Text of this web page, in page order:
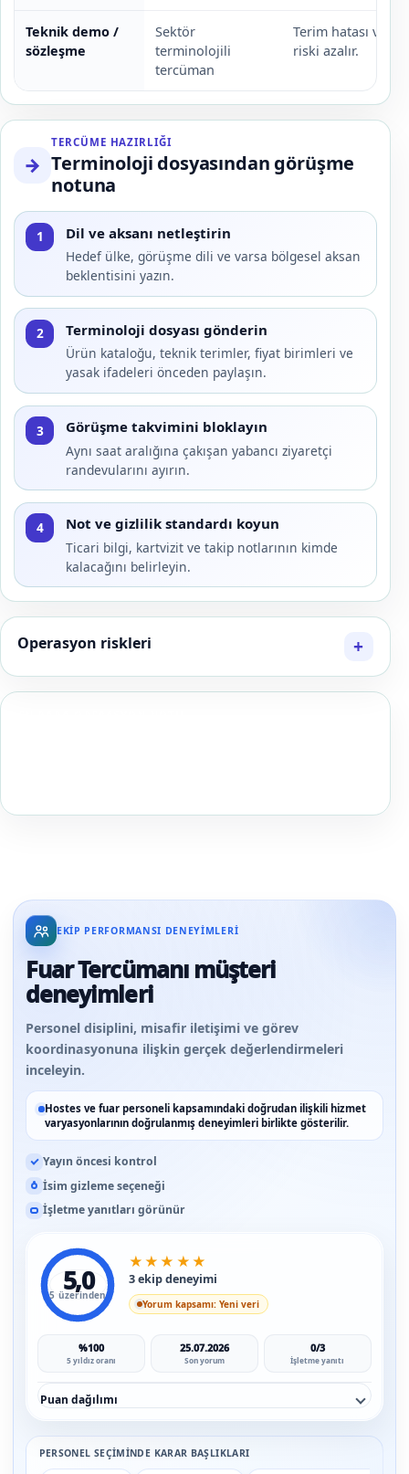
Teknik demo /
sözleşme
Sektör
terminolojili
tercüman
Terim hatası ve
riski azalır.
→
TERCÜME HAZIRLIĞI
Terminoloji dosyasından görüşme
notuna
1 Dil ve aksanı netleştirin
Hedef ülke, görüşme dili ve varsa bölgesel aksan
beklentisini yazın.
2 Terminoloji dosyası gönderin
Ürün kataloğu, teknik terimler, fiyat birimleri ve
yasak ifadeleri önceden paylaşın.
3 Görüşme takvimini bloklayın
Aynı saat aralığına çakışan yabancı ziyaretçi
randevularını ayırın.
4 Not ve gizlilik standardı koyun
Ticari bilgi, kartvizit ve takip notlarının kimde
kalacağını belirleyin.
Operasyon riskleri
EKIP PERFORMANSI DENEYIMLERI
Fuar Tercümanı müşteri
deneyimleri
Personel disiplini, misafir iletişimi ve görev
koordinasyonuna ilişkin gerçek değerlendirmeleri
inceleyin.
Hostes ve fuar personeli kapsamındaki doğrudan ilişkili hizmet
varyasyonlarının doğrulanmış deneyimleri birlikte gösterilir.
Yayın öncesi kontrol
İsim gizleme seçeneği
İşletme yanıtları görünür
5,0
5 üzerinden
★ ★ ★ ★ ★
3 ekip deneyimi
Yorum kapsamı: Yeni veri
%100
5 yıldız oranı
25.07.2026
Son yorum
0/3
İşletme yanıtı
Puan dağılımı
PERSONEL SEÇIMINDE KARAR BAŞLIKLARI